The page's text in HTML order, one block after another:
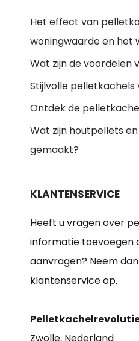
Het effect van
woningwaarde en het
Wat zijn de voordelen
Stijlvolle pelletkachels
Ontdek de
Wat zijn houtpellets
gemaakt?
KLANTENSERVICE
Heeft u vragen over
informatie toevoegen
aanvragen? Neem
klantenservice op.
Zwolle, Nederland